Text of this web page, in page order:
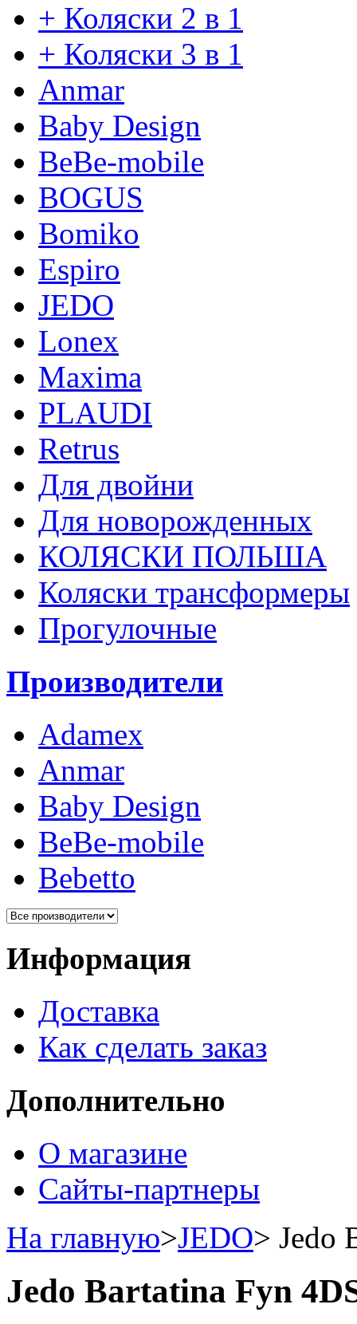
+ Коляски 2 в 1
+ Коляски 3 в 1
Anmar
Baby Design
BeBe-mobile
BOGUS
Bomiko
Espiro
JEDO
Lonex
Maxima
PLAUDI
Retrus
Для двойни
Для новорожденных
КОЛЯСКИ ПОЛЬША
Коляски трансформеры
Прогулочные
Производители
Adamex
Anmar
Baby Design
BeBe-mobile
Bebetto
Информация
Доставка
Как сделать заказ
Дополнительно
О магазине
Сайты-партнеры
На главную>JEDO> Jedo
Jedo Bartatina Fyn